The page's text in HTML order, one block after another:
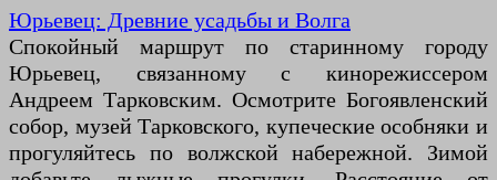
Юрьевец: Древние усадьбы и Волга
Спокойный маршрут по старинному городу
Юрьевец, связанному с кинорежиссером
Андреем Тарковским. Осмотрите Богоявленский
собор, музей Тарковского, купеческие особняки и
прогуляйтесь по волжской набережной. Зимой